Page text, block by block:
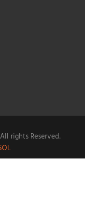
All rights Reserved.